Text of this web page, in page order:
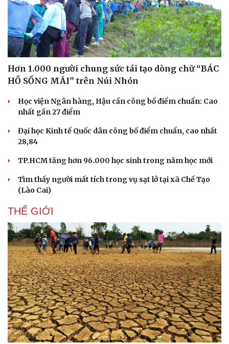
Sân khấu - Điện ảnh
Văn học
Âm nhạc
Di sản
Nghệ sĩ
Thời trang
Sao Việt
Hơn 1.000 người chung sức tái tạo dòng chữ “BÁC
HỒ SỐNG MÃI” trên Núi Nhón
Học viện Ngân hàng, Hậu cần công bố điểm chuẩn: Cao
nhất gần 27 điểm
Đại học Kinh tế Quốc dân công bố điểm chuẩn, cao nhất
28,84
TP.HCM tăng hơn 96.000 học sinh trong năm học mới
Tìm thấy người mất tích trong vụ sạt lở tại xã Chế Tạo
(Lào Cai)
THẾ GIỚI